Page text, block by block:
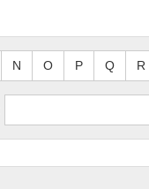
N O P Q R